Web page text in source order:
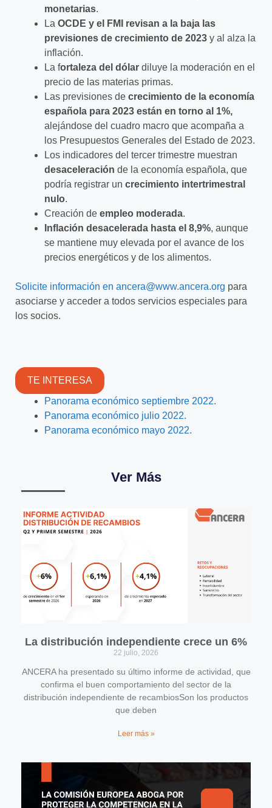
monetarias.
La OCDE y el FMI revisan a la baja las
previsiones de crecimiento de 2023 y al alza la
inflación.
La fortaleza del dólar diluye la moderación en el
precio de las materias primas.
Las previsiones de crecimiento de la economía
española para 2023 están en torno al 1%,
alejándose del cuadro macro que acompaña a
los Presupuestos Generales del Estado de 2023.
Los indicadores del tercer trimestre muestran
desaceleración de la economía española, que
podría registrar un crecimiento intertrimestral
nulo.
Creación de empleo moderada.
Inflación desacelerada hasta el 8,9%, aunque
se mantiene muy elevada por el avance de los
precios energéticos y de los alimentos.
Solicite información en ancera@www.ancera.org para
asociarse y acceder a todos servicios especiales para
los socios.
TE INTERESA
Panorama económico septiembre 2022.
Panorama económico julio 2022.
Panorama económico mayo 2022.
Ver Más
La distribución independiente crece un 6%
22 julio, 2026
ANCERA ha presentado su último informe de actividad, que
confirma el buen comportamiento del sector de la
distribución independiente de recambiosSon los productos
que deben
Leer más »